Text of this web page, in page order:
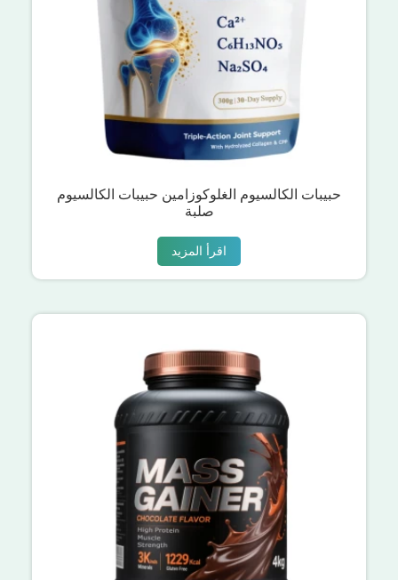
حبيبات الكالسيوم الغلوكوزامين حبيبات الكالسيوم
صلبة
اقرأ المزيد